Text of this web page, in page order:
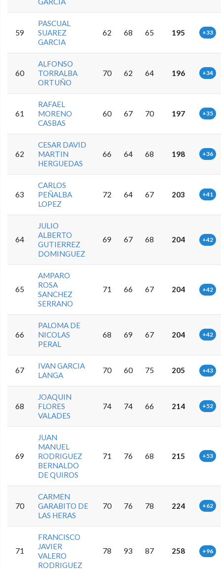
59
PASCUAL
SUAREZ
GARCIA
62 68 65 195 +33
60
ALFONSO
TORRALBA
ORTUÑO
70 62 64 196 +34
61
RAFAEL
MORENO
CASBAS
60 67 70 197 +35
62
CESAR DAVID
MARTIN
HERGUEDAS
66 64 68 198 +36
63
CARLOS
PEÑALBA
LOPEZ
72 64 67 203 +41
64
JULIO
ALBERTO
GUTIERREZ
DOMINGUEZ
69 67 68 204 +42
65
AMPARO
ROSA
SANCHEZ
SERRANO
71 66 67 204 +42
66
PALOMA DE
NICOLAS
PERAL
68 69 67 204 +42
67
IVAN GARCIA
LANGA
70 60 75 205 +43
68
JOAQUIN
FLORES
VALADES
74 74 66 214 +52
69
JUAN
MANUEL
RODRIGUEZ
BERNALDO
DE QUIROS
71 76 68 215 +53
70
CARMEN
GARABITO DE
LAS HERAS
70 76 78 224 +62
71
FRANCISCO
JAVIER
VALERO
RODRIGUEZ
78 93 87 258 +96